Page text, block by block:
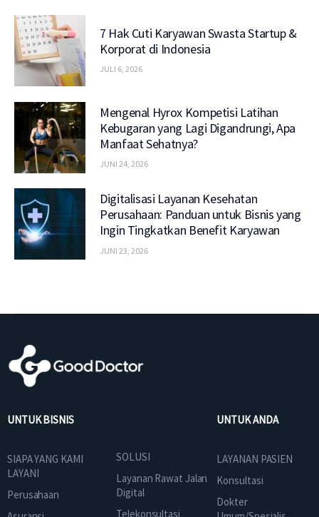
7 Hak Cuti Karyawan Swasta Startup &
Korporat di Indonesia
JULI 6, 2026
Mengenal Hyrox Kompetisi Latihan
Kebugaran yang Lagi Digandrungi, Apa
Manfaat Sehatnya?
JUNI 24, 2026
Digitalisasi Layanan Kesehatan
Perusahaan: Panduan untuk Bisnis yang
Ingin Tingkatkan Benefit Karyawan
JUNI 23, 2026
UNTUK BISNIS
SIAPA YANG KAMI
LAYANI
Perusahaan
SOLUSI
Layanan Rawat Jalan
Digital
Telekonsultasi
UNTUK ANDA
LAYANAN PASIEN
Konsultasi
Dokter